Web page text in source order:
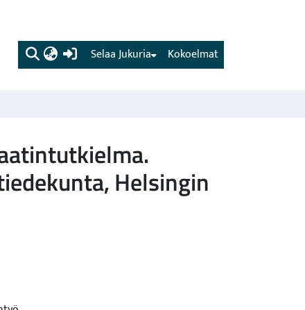
(current) Kokoelmat
Selaa Jukuria
Helsingin